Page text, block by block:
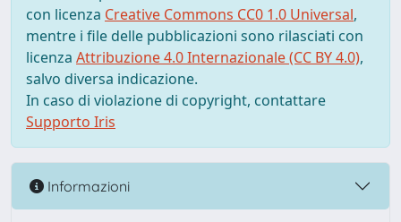
con licenza Creative Commons CC0 1.0 Universal,
mentre i file delle pubblicazioni sono rilasciati con
licenza Attribuzione 4.0 Internazionale (CC BY 4.0),
salvo diversa indicazione.
In caso di violazione di copyright, contattare
Supporto Iris
Informazioni